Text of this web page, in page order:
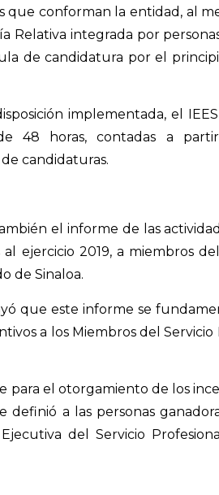
conforman la entidad, al
Relativa integrada por
de candidatura por el
implementada, el
48 horas, contadas a
candidaturas.
el informe de las
ejercicio 2019, a miembros del
de Sinaloa.
que este informe se
a los Miembros del Servicio
para el otorgamiento de los
a las personas
del Servicio